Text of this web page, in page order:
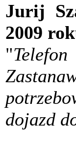
Jurij
2009
"
dojazd